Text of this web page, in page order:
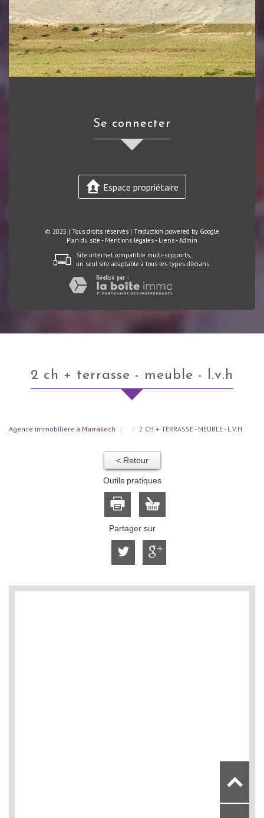
se connecter
Espace propriétaire
© 2025 | Tous droits réservés | Traduction powered by Google
Plan du site - Mentions légales- Liens-Admin
Site internet compatible multi-supports,
un seul site adaptable à tous les types d'écrans.
2 ch + terrasse - meuble - l.v.h
Agence immobilière à Marrakech 2 CH + TERRASSE - MEUBLE - L.V.H
< Retour
Outils pratiques
Partager sur